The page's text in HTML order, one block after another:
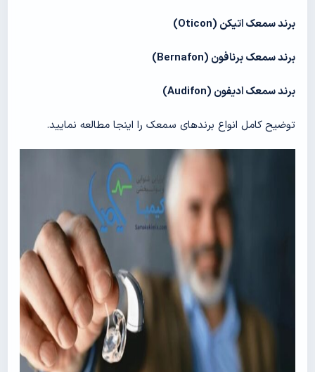
برند سمعک اتیکن (Oticon
)
برند سمعک برنافون (Bernafon
)
برند سمعک ادیفون (Audifon
)
توضیح کامل انواع برندهای سمعک را اینجا مطالعه نمایید.